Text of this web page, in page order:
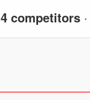
4 competitors ·